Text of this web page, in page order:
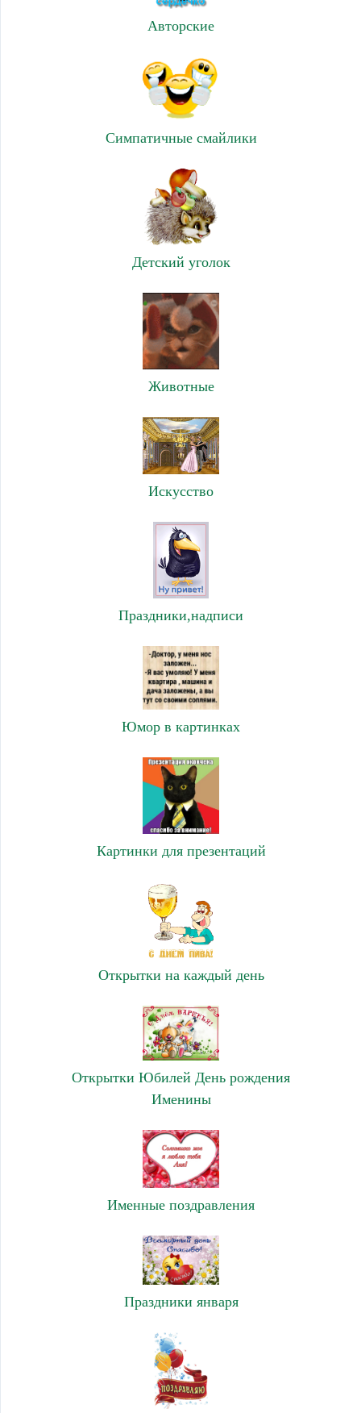
Авторские
Симпатичные смайлики
Детский уголок
Животные
Искусство
Праздники,надписи
Юмор в картинках
Картинки для презентаций
Открытки на каждый день
Открытки Юбилей День рождения
Именины
Именные поздравления
Праздники января